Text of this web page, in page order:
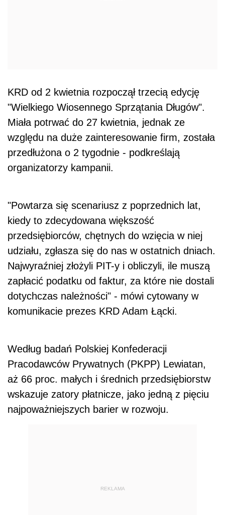
KRD od 2 kwietnia rozpoczął trzecią edycję
"Wielkiego Wiosennego Sprzątania Długów".
Miała potrwać do 27 kwietnia, jednak ze
względu na duże zainteresowanie firm, została
przedłużona o 2 tygodnie - podkreślają
organizatorzy kampanii.
"Powtarza się scenariusz z poprzednich lat,
kiedy to zdecydowana większość
przedsiębiorców, chętnych do wzięcia w niej
udziału, zgłasza się do nas w ostatnich dniach.
Najwyraźniej złożyli PIT-y i obliczyli, ile muszą
zapłacić podatku od faktur, za które nie dostali
dotychczas należności" - mówi cytowany w
komunikacie prezes KRD Adam Łącki.
Według badań Polskiej Konfederacji
Pracodawców Prywatnych (PKPP) Lewiatan,
aż 66 proc. małych i średnich przedsiębiorstw
wskazuje zatory płatnicze, jako jedną z pięciu
najpoważniejszych barier w rozwoju.
REKLAMA